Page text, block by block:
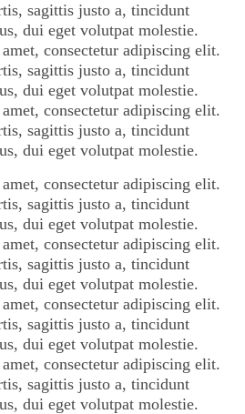
sagittis justo a, tincidunt
dui eget volutpat molestie.
consectetur adipiscing elit.
sagittis justo a, tincidunt
dui eget volutpat molestie.
consectetur adipiscing elit.
sagittis justo a, tincidunt
dui eget volutpat molestie.
consectetur adipiscing elit.
sagittis justo a, tincidunt
dui eget volutpat molestie.
consectetur adipiscing elit.
sagittis justo a, tincidunt
dui eget volutpat molestie.
consectetur adipiscing elit.
sagittis justo a, tincidunt
dui eget volutpat molestie.
consectetur adipiscing elit.
sagittis justo a, tincidunt
dui eget volutpat molestie.